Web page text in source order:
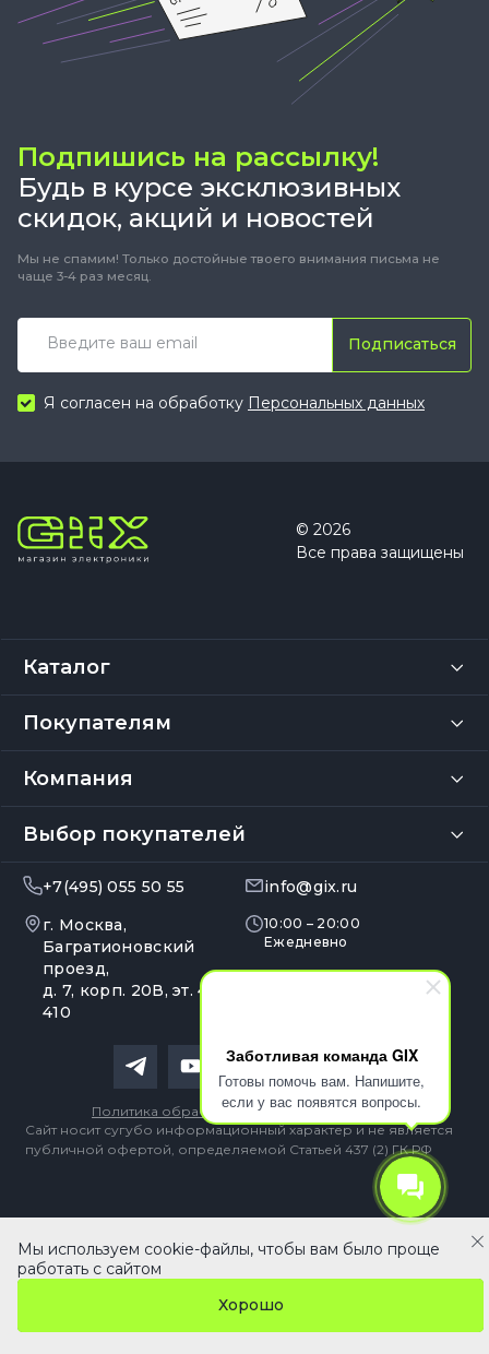
Заботливая команда GIX
Готовы помочь вам. Напишите,
если у вас появятся вопросы.
Подпишись на рассылку!
Будь в курсе эксклюзивных
скидок, акций и новостей
Мы не спамим! Только достойные твоего внимания письма не
чаще 3-4 раз месяц.
Подписаться
Я согласен на обработку Персональных данных
© 2026
Все права защищены
Каталог
Покупателям
Компания
Выбор покупателей
+7(495) 055 50 55
info@gix.ru
г. Москва,
Багратионовский
проезд,
д. 7, корп. 20В, эт. 4, оф.
410
10:00 – 20:00
Ежедневно
Сайт носит сугубо информационный характер и не является
публичной офертой, определяемой Статьей 437 (2) ГК РФ
Политика обработки персональных данных
107 990 ₽ В корзину
Мы используем cookie-файлы, чтобы вам было проще
работать с сайтом
Хорошо